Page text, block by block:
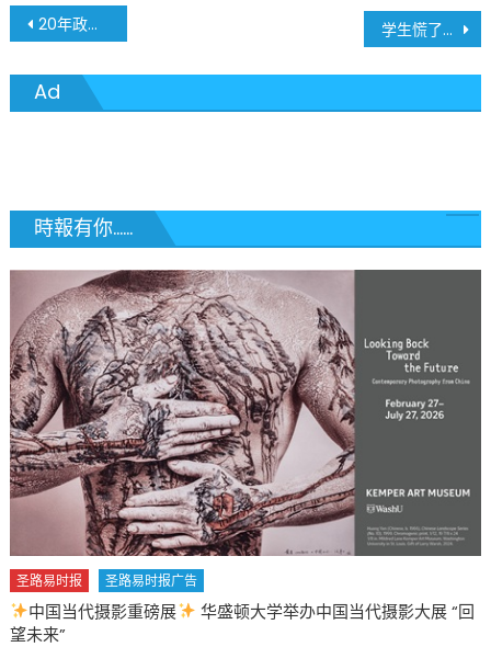
文
章
導
20年政策终被取消 TSA宣布取消机场强制脱鞋安检规定 学生慌了，家长笑了！上课玩手机的日子到头了 —— 密苏里州SB 68法案正式封杀！
Ad
時報有你......
时报 圣路易时报广告
当代摄影重磅展
华盛顿大学举办中国当代摄影大展 “回
”
圣路